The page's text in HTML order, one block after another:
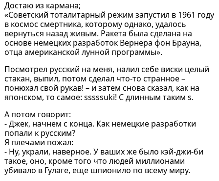
Достаю из кармана;
«Советский тоталитарный режим запустил в 1961 году
в космос смертника, которому однако, удалось
вернуться назад живым. Ракета была сделана на
основе немецких разработок Вернера фон Брауна,
отца американской лунной программы».
Посмотрел русский на меня, налил себе виски целый
стакан, выпил, потом сделал что-то странное –
понюхал свой рукав! – и затем снова сказал, как на
японском, то самое: sssssuki! С длинным таким s.
А потом говорит:
- Джек, начнем с конца. Как немецкие разработки
попали к русским?
Я плечами пожал:
- Ну, украли, наверное. У ваших же было кэй-джи-би
такое, оно, кроме того что людей миллионами
убивало в Гулаге, еще шпионило по всему миру.